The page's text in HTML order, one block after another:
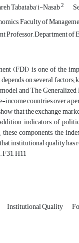
Tabataba’i-Nasab2
Faculty of
Professor, Department
(FDI) is one of the
on several
and The
income countries over a
that the exchange
indicators of
these components, the
institutional quality has
H11
Institutional Quality